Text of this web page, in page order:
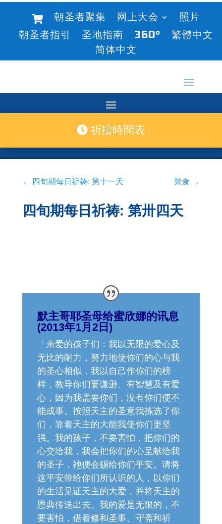
朝圣者聚集 网上大会
照片
朝圣者指引
圣地指南 360°
繁體中文
简体中文
祈禱時間表
← 四旬期每日祈祷: 第十一天 禁食 →
四旬期每日祈祷: 第卅四天
默主哥耶圣母给蜜欣娜的讯息
(2013年1月2日)
「亲爱的孩子们：我以无限的爱心及
无比的耐力，努力地使你们的心与我
的圣心相似，我以自己作你们的榜
样，教导你们要谦逊、有智慧及有爱
心，因为我需要你们，没有你们便不
能成事。按照天主的圣意我拣选了你
们，靠着天主的大能我使你们更坚
强。我的孩子，不要害怕，把你们的
心交给我，我会把你们的心呈献给我
的圣子，祂便会赐给你们平安。请将
这平安带给你们所认识的人，以你们
的生活见证天主的大爱，并将天主的
恩典传送出去。我的爱是无限的，不
要害怕，借着修和圣事、守斋和祈